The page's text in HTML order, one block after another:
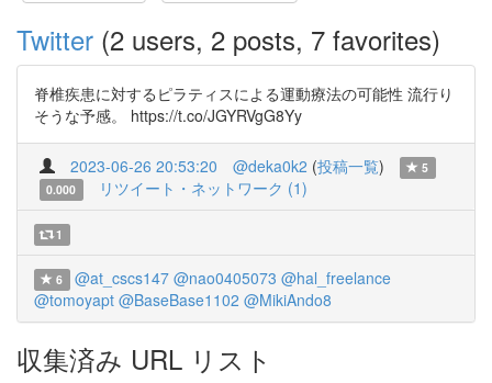
Twitter (2 users, 2 posts, 7 favorites)
脊椎疾患に対するピラティスによる運動療法の可能性 流行り
そうな予感。 https://t.co/JGYRVgG8Yy
2023-06-26 20:53:20 @deka0k2 (投稿一覧)
5
0.000
リツイート・ネットワーク (1)
1
6 @at_cscs147 @nao0405073 @hal_freelance
@tomoyapt @BaseBase1102 @MikiAndo8
収集済み URL リスト